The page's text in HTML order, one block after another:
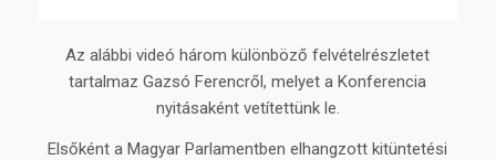
Az alábbi videó három különböző felvételrészletet
tartalmaz Gazsó Ferencről, melyet a Konferencia
nyitásaként vetítettünk le.
Elsőként a Magyar Parlamentben elhangzott kitüntetési